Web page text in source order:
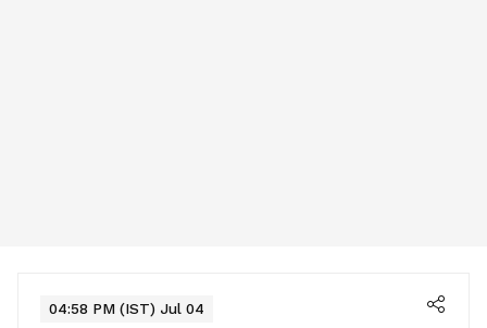
04:58 PM (IST) Jul 04